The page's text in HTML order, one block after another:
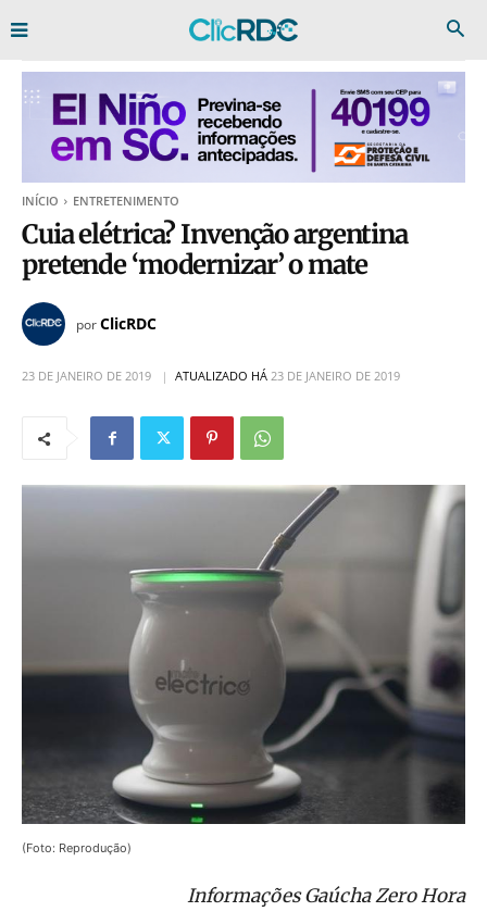
INÍCIO ENTRETENIMENTO
Cuia elétrica? Invenção argentina
pretende ‘modernizar’ o mate
porClicRDC
23 DE JANEIRO DE 2019 ATUALIZADO HÁ 23 DE JANEIRO DE 2019
(Foto: Reprodução)
Informações Gaúcha Zero Hora